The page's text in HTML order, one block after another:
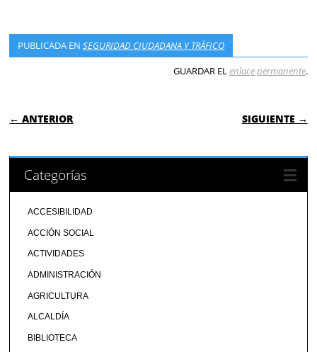
PUBLICADA ENSEGURIDAD CIUDADANA Y TRÁFICO
GUARDAR ELenlace permanente.
NAVEGACIÓN DE ENTRADAS
← ANTERIOR SIGUIENTE →
Categorías
ACCESIBILIDAD
ACCIÓN SOCIAL
ACTIVIDADES
ADMINISTRACIÓN
AGRICULTURA
ALCALDÍA
BIBLIOTECA